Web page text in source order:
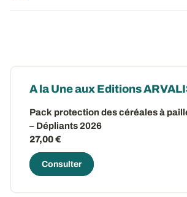
A la Une aux Editions
Pack protection des céréales à
– Dépliants 2026
27,00 €
Consulter